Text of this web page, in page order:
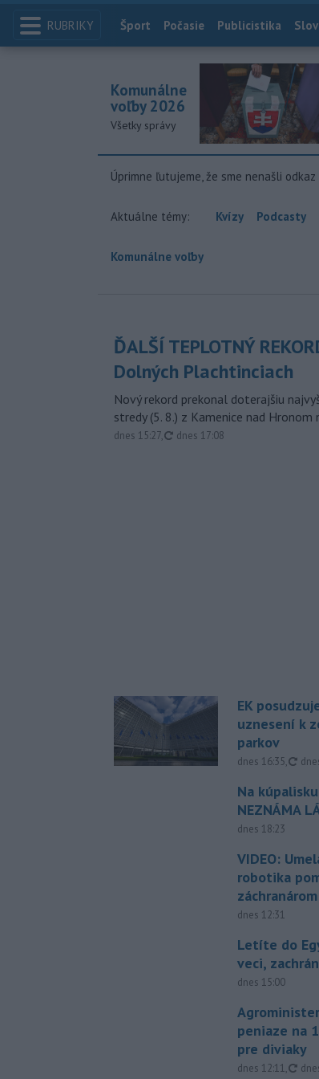
RUBRIKY Index
Šport Počasie Publicistika
Komunálne
voľby 2026
Všetky správy
Úprimne ľutujeme, že sme nenašli
Aktuálne témy: Kvízy Podcasty
Komunálne voľby
ĎALŠÍ TEPLOTNÝ
Dolných Plachtinciach
Nový rekord prekonal doterajšiu
stredy (5. 8.) z Kamenice nad Hronom
dnes 15:27, aktualizované
dnes 17:08
EK
uznesení k
parkov
dnes 16:35,
Na
NEZNÁMA
dnes 18:23
VIDEO:
robotika
záchranárom
dnes 12:31
Letíte do
veci,
dnes 15:00
peniaze na
pre diviaky
dnes 12:11,